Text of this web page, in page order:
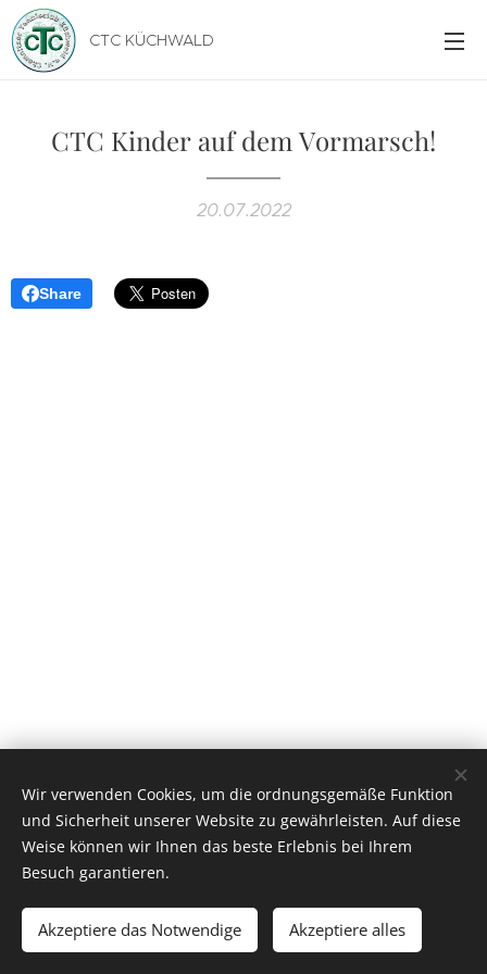
CTC KÜCHWALD
CTC Kinder auf dem Vormarsch!
20.07.2022
Share
© 2019CHEMNITZER TENNIS CLUB KÜCHWALD e. V.
Unterstützt vonWebnode Cookies
Wir verwenden Cookies, um die ordnungsgemäße Funktion
und Sicherheit unserer Website zu gewährleisten. Auf diese
Weise können wir Ihnen das beste Erlebnis bei Ihrem
Besuch garantieren.
Akzeptiere das Notwendige Akzeptiere alles